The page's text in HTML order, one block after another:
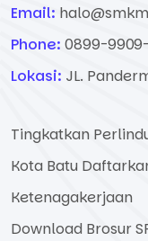
Email:
Phone: 0899-
Lokasi: JL.
Tingkatkan
Kota Batu
Ketenagakerjaan
Download Brosur